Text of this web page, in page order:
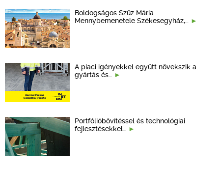
Boldogságos Szűz Mária
Mennybemenetele Székesegyház,…
A piaci igényekkel együtt növekszik a
gyártás és…
Portfólióbővítéssel és technológiai
fejlesztésekkel…